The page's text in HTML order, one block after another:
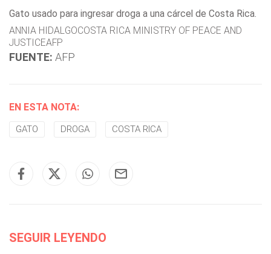
Gato usado para ingresar droga a una cárcel de Costa Rica.
ANNIA HIDALGOCOSTA RICA MINISTRY OF PEACE AND
JUSTICEAFP
FUENTE: AFP
EN ESTA NOTA:
GATO DROGA COSTA RICA
SEGUIR LEYENDO